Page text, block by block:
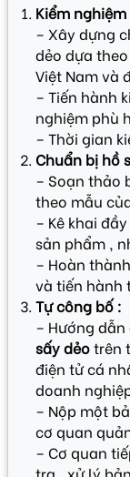
Kiểm nghiệm
– Xây dựng
dẻo dựa
Việt Nam và
– Tiến hành
nghiệm phù
– Thời gian
Chuẩn bị hồ
– Soạn thảo
theo mẫu
– Kê khai
sản phẩm ,
– Hoàn thành
và tiến hành
Tự công bố :
– Hướng
sấy dẻotrên
điện tử cá
doanh
– Nộp một
cơ quan
– Cơ quan
tra , xử lý